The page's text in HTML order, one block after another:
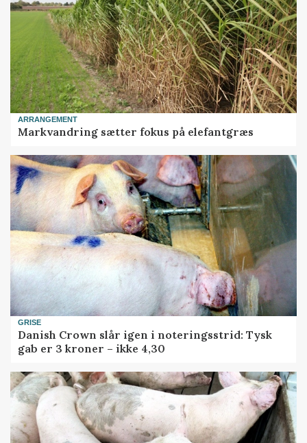
ARRANGEMENT
Markvandring sætter fokus på elefantgræs
GRISE
Danish Crown slår igen i noteringsstrid: Tysk
gab er 3 kroner – ikke 4,30